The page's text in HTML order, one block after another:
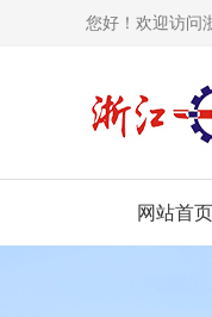
您好！欢迎访问
网站首页